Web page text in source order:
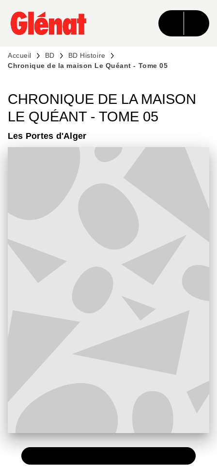
MENU RECHERCHE CONTENU
PIED DE PAGE
Accueil BD
BD Histoire
Chronique de la maison Le Quéant - Tome 05
CHRONIQUE DE LA MAISON
LE QUÉANT - TOME 05
Les Portes d'Alger